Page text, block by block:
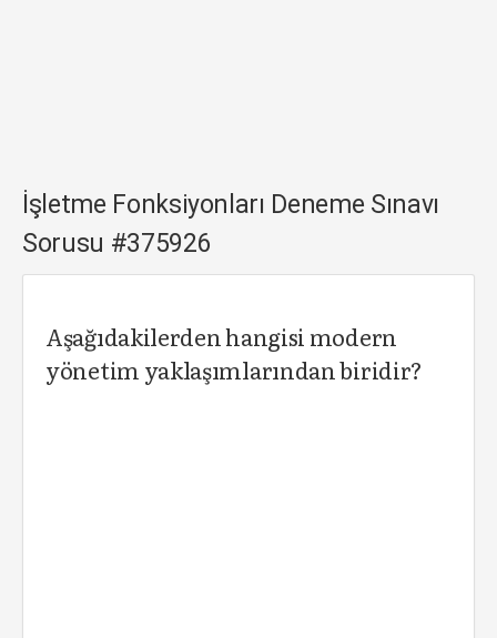
İşletme Fonksiyonları Deneme Sınavı
Sorusu #375926
Aşağıdakilerden hangisi modern
yönetim yaklaşımlarından biridir?